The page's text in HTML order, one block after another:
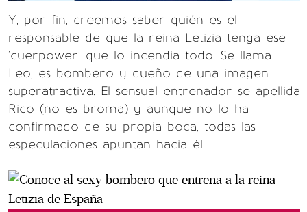
Y, por fin, creemos saber quién es el
responsable de que la reina Letizia tenga ese
'cuerpower' que lo incendia todo. Se llama
Leo, es bombero y dueño de una imagen
superatractiva. El sensual entrenador se apellida
Rico (no es broma) y aunque no lo ha
confirmado de su propia boca, todas las
especulaciones apuntan hacia él.